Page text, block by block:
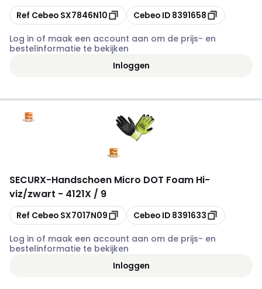
Kopiëren
Ref Cebeo SX7846N10 Kopiëren
Cebeo ID 8391658
Log in of maak een account aan om de prijs- en
bestelinformatie te bekijken
Inloggen
SECURX-Handschoen Micro DOT Foam Hi-
viz/zwart - 4121X / 9
Kopiëren
Ref Cebeo SX7017N09 Kopiëren
Cebeo ID 8391633
Log in of maak een account aan om de prijs- en
bestelinformatie te bekijken
Inloggen